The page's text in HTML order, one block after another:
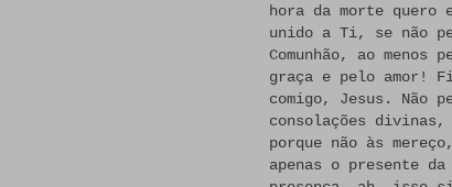
hora da morte quero
unido a Ti, se não
Comunhão, ao menos
graça e pelo amor!
comigo, Jesus. Não
consolações divinas,
porque não às
apenas o presente